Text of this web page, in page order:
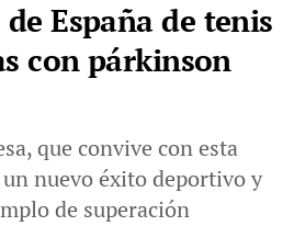
España de tenis
con párkinson
que convive con esta
nuevo éxito deportivo y
de superación